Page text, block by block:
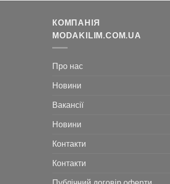
КОМПАНІЯ
MODAKILIM.COM.UA
Про нас
Новини
Вакансії
Новини
Контакти
Контакти